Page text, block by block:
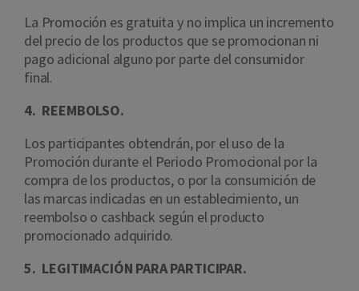
La Promoción es gratuita y no implica un incremento
del precio de los productos que se promocionan ni
pago adicional alguno por parte del consumidor
final.
4. REEMBOLSO.
Los participantes obtendrán, por el uso de la
Promoción durante el Periodo Promocional por la
compra de los productos, o por la consumición de
las marcas indicadas en un establecimiento, un
reembolso o cashback según el producto
promocionado adquirido.
5. LEGITIMACIÓN PARA PARTICIPAR.